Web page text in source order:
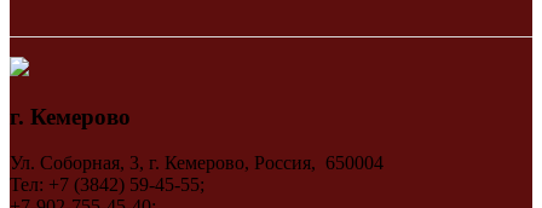
г. Кемерово
Ул. Соборная, 3, г. Кемерово, Россия, 650004
Тел: +7 (3842) 59-45-55;